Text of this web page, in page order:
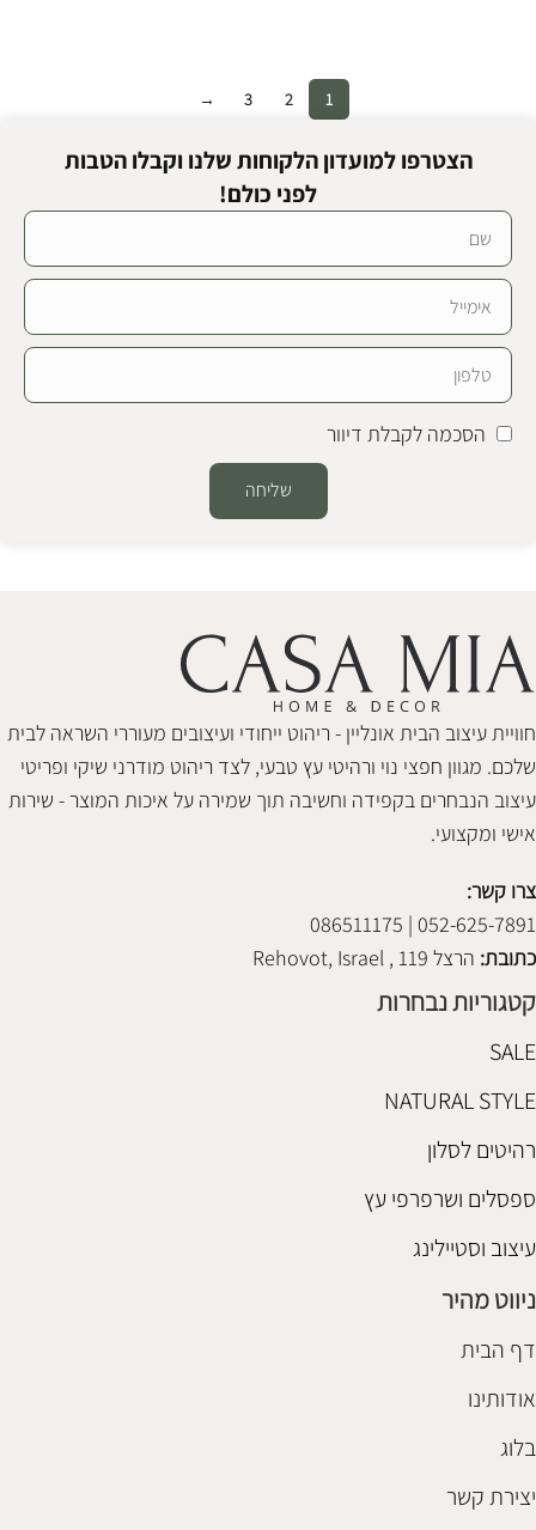
1
2
3
→
הצטרפו למועדון הלקוחות שלנו וקבלו הטבות
לפני כולם!
הסכמה לקבלת דיוור
שליחה
חוויית עיצוב הבית אונליין - ריהוט ייחודי ועיצובים מעוררי השראה לבית
שלכם. מגוון חפצי נוי ורהיטי עץ טבעי, לצד ריהוט מודרני שיקי ופריטי
עיצוב הנבחרים בקפידה וחשיבה תוך שמירה על איכות המוצר - שירות
אישי ומקצועי.
צרו קשר:
052-625-7891 | 086511175
כתובת: הרצל 119 , Rehovot, Israel
קטגוריות נבחרות
SALE
NATURAL STYLE
רהיטים לסלון
ספסלים ושרפרפי עץ
עיצוב וסטיילינג
ניווט מהיר
דף הבית
אודותינו
בלוג
יצירת קשר